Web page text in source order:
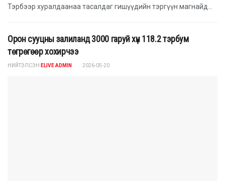
Тэрбээр хуралдаанаа тасалдаг гишүүдийн тэргүүн магнайд...
Орон сууцны залиланд 3000 гаруй хүн 118.2 тэрбум
төгрөгөөр хохирчээ
НИЙТЭЛСЭН ELIVE ADMIN 2026-05-20